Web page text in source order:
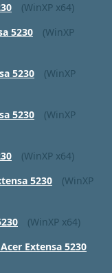
(WinXP x64)
5230
(WinXP
5230
(WinXP
5230
(WinXP
(WinXP x64)
5230
(WinXP
(WinXP x64)
Extensa 5230